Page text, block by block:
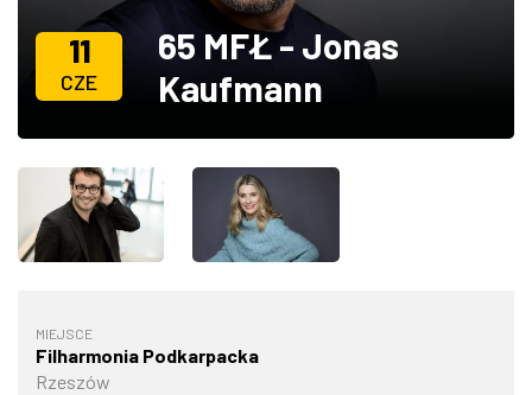
11
CZE
65 MFŁ - Jonas
Kaufmann
MIEJSCE
Filharmonia Podkarpacka
Rzeszów